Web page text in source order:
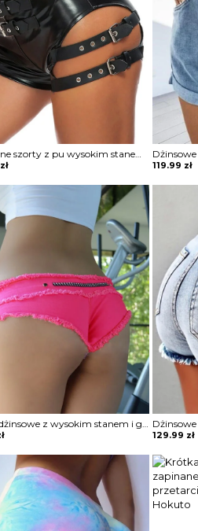
Seksowne szorty z pu wysokim stanem i dziurkami spodnie Kaylah
zł 119.99 zł
Szorty dżinsowe z wysokim stanem i guzikami Hallie
129.99 zł